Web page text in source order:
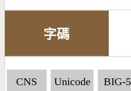
字碼
CNS Unicode BIG-5